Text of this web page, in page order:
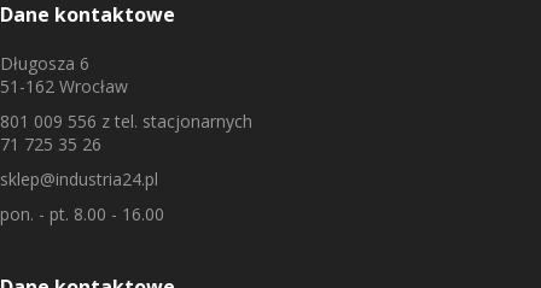
Dane kontaktowe
Długosza 6
51-162 Wrocław
801 009 556 z tel. stacjonarnych
71 725 35 26
sklep@industria24.pl
pon. - pt. 8.00 - 16.00